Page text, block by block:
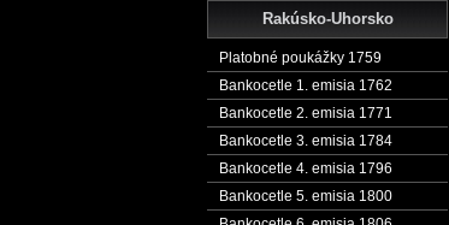
Rakúsko-Uhorsko
Platobné poukážky 1759
Bankocetle 1. emisia 1762
Bankocetle 2. emisia 1771
Bankocetle 3. emisia 1784
Bankocetle 4. emisia 1796
Bankocetle 5. emisia 1800